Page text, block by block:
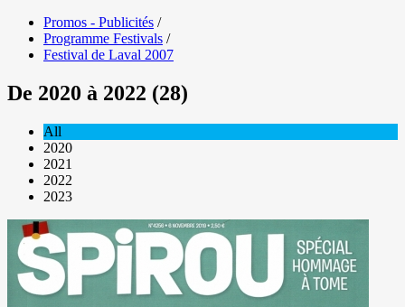
Promos - Publicités /
Programme Festivals /
Festival de Laval 2007
De 2020 à 2022 (28)
All
2020
2021
2022
2023